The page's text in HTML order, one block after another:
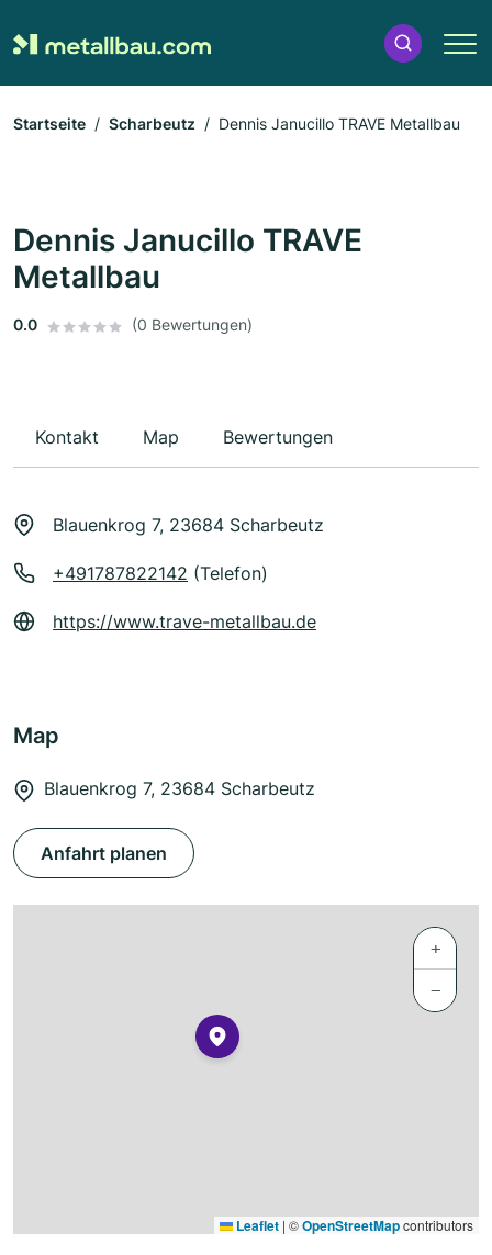
Startseite Scharbeutz Dennis Janucillo TRAVE Metallbau
Dennis Janucillo TRAVE
Metallbau
0.0 (0 Bewertungen)
Kontakt Map Bewertungen
Blauenkrog 7, 23684 Scharbeutz
+491787822142 (Telefon)
https://www.trave-metallbau.de
Map
Blauenkrog 7, 23684 Scharbeutz
Anfahrt planen
+
−
Leaflet | ©OpenStreetMapcontributors